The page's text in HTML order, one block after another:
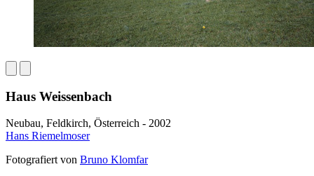
Haus Weissenbach
Neubau, Feldkirch, Österreich - 2002
Hans Riemelmoser
Fotografiert von Bruno Klomfar